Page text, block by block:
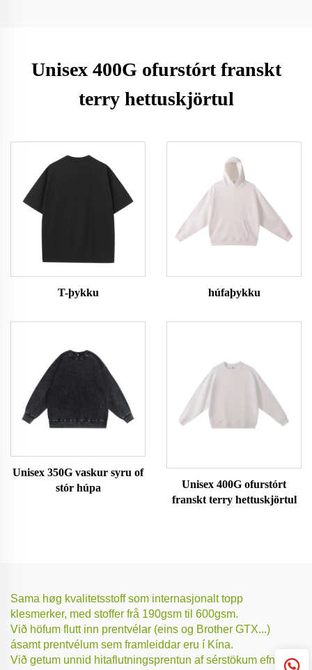
Unisex 400G ofurstórt franskt
terry hettuskjörtul
T-þykku húfaþykku
Unisex 350G vaskur syru of
stór húpa
Unisex 400G ofurstórt
franskt terry hettuskjörtul
Sama høg kvalitetsstoff som internasjonalt topp
klesmerker, med stoffer frå 190gsm til 600gsm.
Við höfum flutt inn prentvélar (eins og Brother GTX...)
ásamt prentvélum sem framleiddar eru í Kína.
Við getum unnid hitaflutningsprentun af sérstökum efnum.